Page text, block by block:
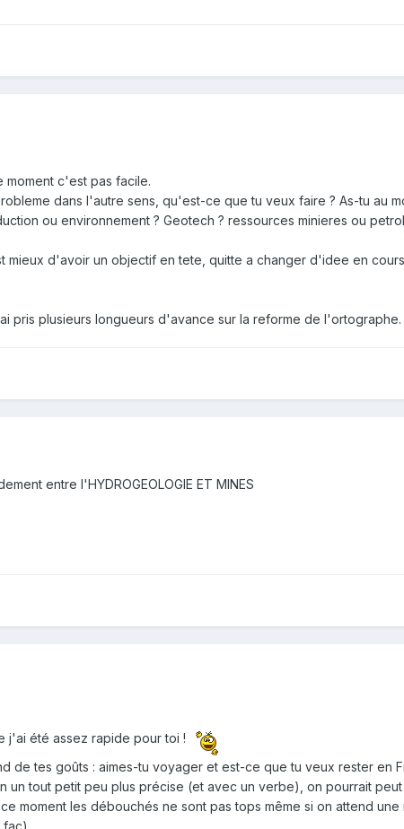
moment c'est pas facile.
dans l'autre sens, qu'est-ce que tu veux faire ? As-tu au
ou environnement ? Geotech ? ressources minieres ou
mieux d'avoir un objectif en tete, quitte a changer d'idee en
pris plusieurs longueurs d'avance sur la reforme de l'ortographe.
entre l'HYDROGEOLOGIE ET MINES
j'ai été assez rapide pour toi !
de tes goûts : aimes-tu voyager et est-ce que tu veux rester en
un tout petit peu plus précise (et avec un verbe), on pourrait
moment les débouchés ne sont pas tops même si on attend